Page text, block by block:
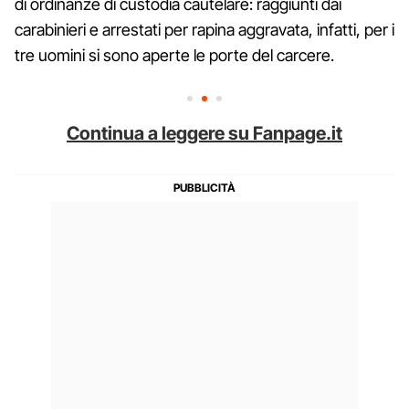
di ordinanze di custodia cautelare: raggiunti dai
carabinieri e arrestati per rapina aggravata, infatti, per i
tre uomini si sono aperte le porte del carcere.
Continua a leggere su Fanpage.it